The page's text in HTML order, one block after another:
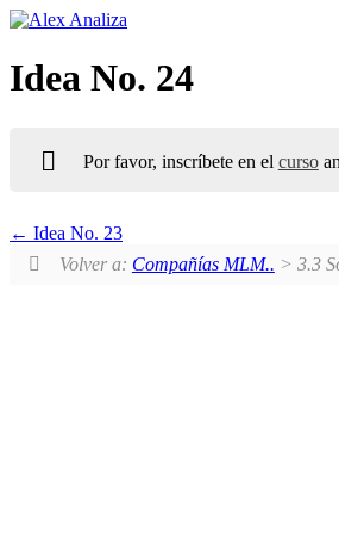
Ir
contenido
Idea No. 24
Por favor, inscríbete en el curso
Idea No. 23
Volver a: Compañías MLM.. > 3.3